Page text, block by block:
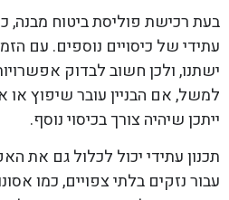
בעת רכישת פוליסת ביטוח מבנה,
עתידי של כיסויים נוספים. עם
ישתנו, ולכן חשוב לבדוק
למשל, אם הבניין עובר שיפוץ או
ייתכן שיהיה צורך בכיסוי נוסף.
תכנון עתידי יכול לכלול גם את
עבור נזקים בלתי צפויים, כמו